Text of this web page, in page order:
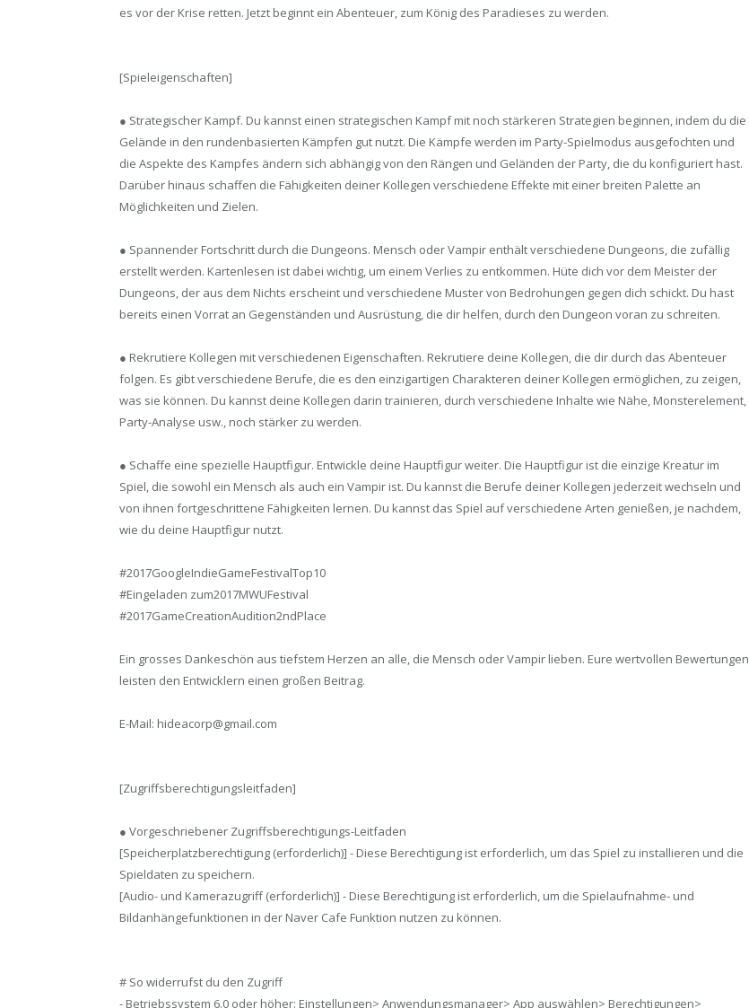
es vor der Krise retten. Jetzt beginnt ein Abenteuer, zum König des Paradieses zu werden.
[Spieleigenschaften]
● Strategischer Kampf. Du kannst einen strategischen Kampf mit noch stärkeren Strategien beginnen, indem du die
Gelände in den rundenbasierten Kämpfen gut nutzt. Die Kämpfe werden im Party-Spielmodus ausgefochten und
die Aspekte des Kampfes ändern sich abhängig von den Rängen und Geländen der Party, die du konfiguriert hast.
Darüber hinaus schaffen die Fähigkeiten deiner Kollegen verschiedene Effekte mit einer breiten Palette an
Möglichkeiten und Zielen.
● Spannender Fortschritt durch die Dungeons. Mensch oder Vampir enthält verschiedene Dungeons, die zufällig
erstellt werden. Kartenlesen ist dabei wichtig, um einem Verlies zu entkommen. Hüte dich vor dem Meister der
Dungeons, der aus dem Nichts erscheint und verschiedene Muster von Bedrohungen gegen dich schickt. Du hast
bereits einen Vorrat an Gegenständen und Ausrüstung, die dir helfen, durch den Dungeon voran zu schreiten.
● Rekrutiere Kollegen mit verschiedenen Eigenschaften. Rekrutiere deine Kollegen, die dir durch das Abenteuer
folgen. Es gibt verschiedene Berufe, die es den einzigartigen Charakteren deiner Kollegen ermöglichen, zu zeigen,
was sie können. Du kannst deine Kollegen darin trainieren, durch verschiedene Inhalte wie Nähe, Monsterelement,
Party-Analyse usw., noch stärker zu werden.
● Schaffe eine spezielle Hauptfigur. Entwickle deine Hauptfigur weiter. Die Hauptfigur ist die einzige Kreatur im
Spiel, die sowohl ein Mensch als auch ein Vampir ist. Du kannst die Berufe deiner Kollegen jederzeit wechseln und
von ihnen fortgeschrittene Fähigkeiten lernen. Du kannst das Spiel auf verschiedene Arten genießen, je nachdem,
wie du deine Hauptfigur nutzt.
#2017GoogleIndieGameFestivalTop10
#Eingeladen zum2017MWUFestival
#2017GameCreationAudition2ndPlace
Ein grosses Dankeschön aus tiefstem Herzen an alle, die Mensch oder Vampir lieben. Eure wertvollen Bewertungen
leisten den Entwicklern einen großen Beitrag.
E-Mail: hideacorp@gmail.com
[Zugriffsberechtigungsleitfaden]
● Vorgeschriebener Zugriffsberechtigungs-Leitfaden
[Speicherplatzberechtigung (erforderlich)] - Diese Berechtigung ist erforderlich, um das Spiel zu installieren und die
Spieldaten zu speichern.
[Audio- und Kamerazugriff (erforderlich)] - Diese Berechtigung ist erforderlich, um die Spielaufnahme- und
Bildanhängefunktionen in der Naver Cafe Funktion nutzen zu können.
# So widerrufst du den Zugriff
- Betriebssystem 6.0 oder höher: Einstellungen> Anwendungsmanager> App auswählen> Berechtigungen>